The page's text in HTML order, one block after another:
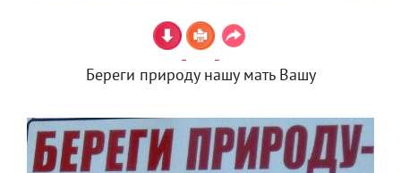
Береги природу нашу мать Вашу